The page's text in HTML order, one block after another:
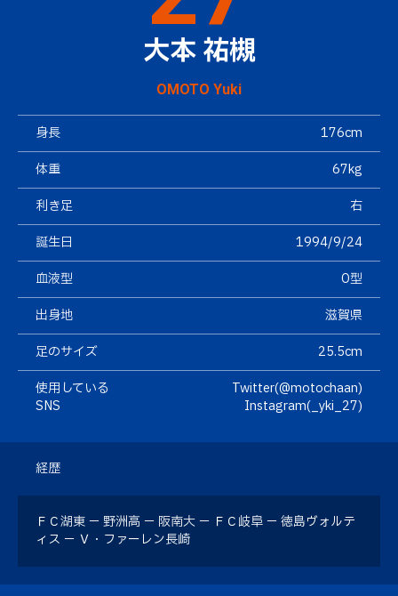
大本 祐槻
OMOTO Yuki
身長
176cm
体重
67kg
利き足
右
誕生日
1994/9/24
血液型
O型
出身地
滋賀県
足のサイズ
25.5cm
使用している
SNS
Twitter(@motochaan)
Instagram(_yki_27)
経歴
ＦＣ湖東 － 野洲高 － 阪南大 － ＦＣ岐阜 － 徳島ヴォルテ
ィス － Ｖ・ファーレン長崎